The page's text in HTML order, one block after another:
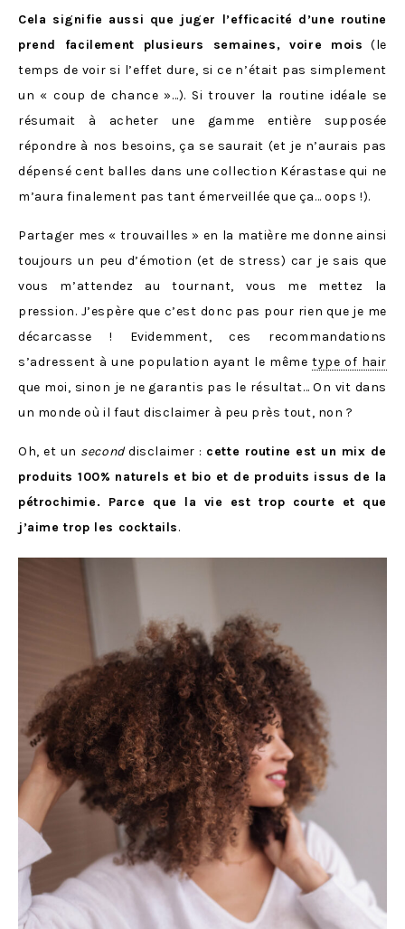
Cela signifie aussi que juger l’efficacité d’une routine
prend facilement plusieurs semaines, voire mois (le
temps de voir si l’effet dure, si ce n’était pas simplement
un « coup de chance »…). Si trouver la routine idéale se
résumait à acheter une gamme entière supposée
répondre à nos besoins, ça se saurait (et je n’aurais pas
dépensé cent balles dans une collection Kérastase qui ne
m’aura finalement pas tant émerveillée que ça… oops !).
Partager mes « trouvailles » en la matière me donne ainsi
toujours un peu d’émotion (et de stress) car je sais que
vous m’attendez au tournant, vous me mettez la
pression. J’espère que c’est donc pas pour rien que je me
décarcasse ! Evidemment, ces recommandations
s’adressent à une population ayant le mêmetype of hair
que moi, sinon je ne garantis pas le résultat… On vit dans
un monde où il faut disclaimer à peu près tout, non ?
Oh, et un seconddisclaimer : cette routine est un mix de
produits 100% naturels et bio et de produits issus de la
pétrochimie. Parce que la vie est trop courte et que
j’aime trop les cocktails.